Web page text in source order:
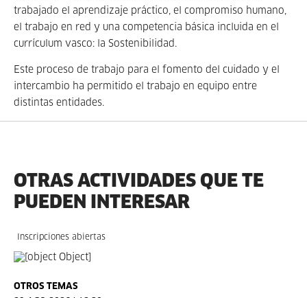
trabajado el aprendizaje práctico, el compromiso humano,
el trabajo en red y una competencia básica incluida en el
currículum vasco: la Sostenibilidad.
Este proceso de trabajo para el fomento del cuidado y el
intercambio ha permitido el trabajo en equipo entre
distintas entidades.
OTRAS ACTIVIDADES QUE TE
PUEDEN INTERESAR
Inscripciones abiertas
OTROS TEMAS